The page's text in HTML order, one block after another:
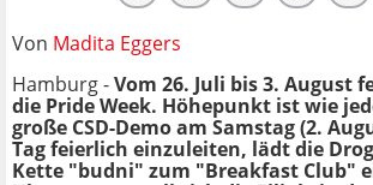
Von Madita Eggers
Hamburg -Vom 26. Juli bis 3. August
die Pride Week. Höhepunkt ist wie
große CSD-Demo am Samstag (2.
Tag feierlich einzuleiten, lädt die
Kette "budni" zum "Breakfast Club"